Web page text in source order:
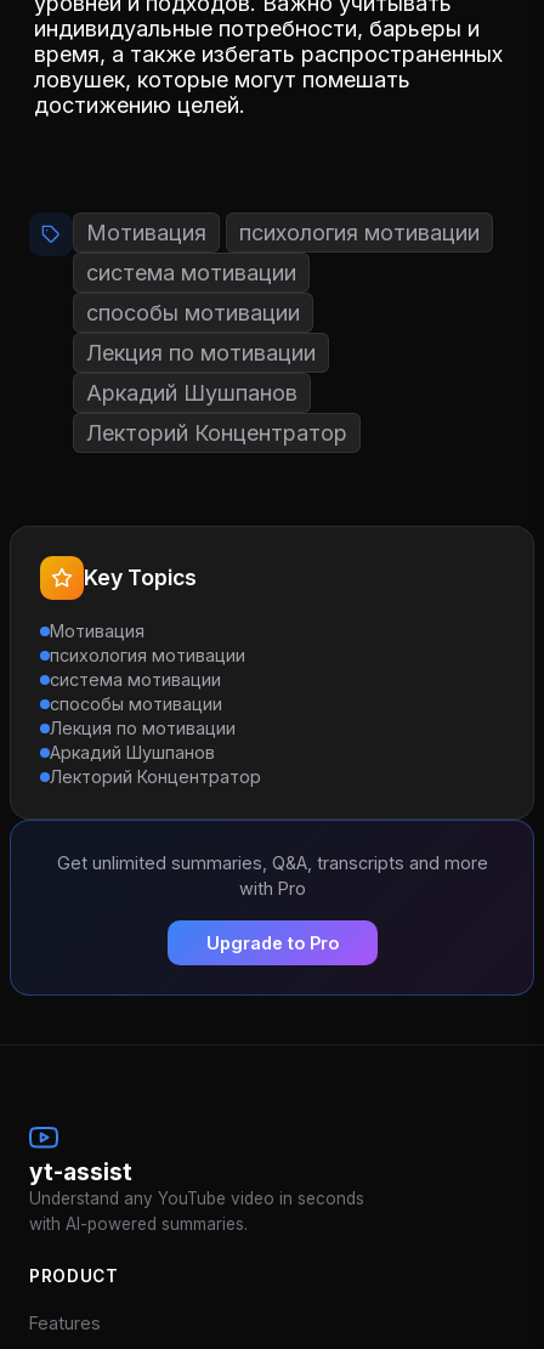
индивидуальные потребности, барьеры и
время, а также избегать распространенных
ловушек, которые могут помешать
достижению целей.
Мотивация
психология мотивации
система мотивации
способы мотивации
Лекция по мотивации
Аркадий Шушпанов
Лекторий Концентратор
Key Topics
Мотивация
психология мотивации
система мотивации
способы мотивации
Лекция по мотивации
Аркадий Шушпанов
Лекторий Концентратор
Get unlimited summaries, Q&A, transcripts and more
with Pro
Upgrade to Pro
yt-assist
Understand any YouTube video in seconds
with AI-powered summaries.
PRODUCT
Features